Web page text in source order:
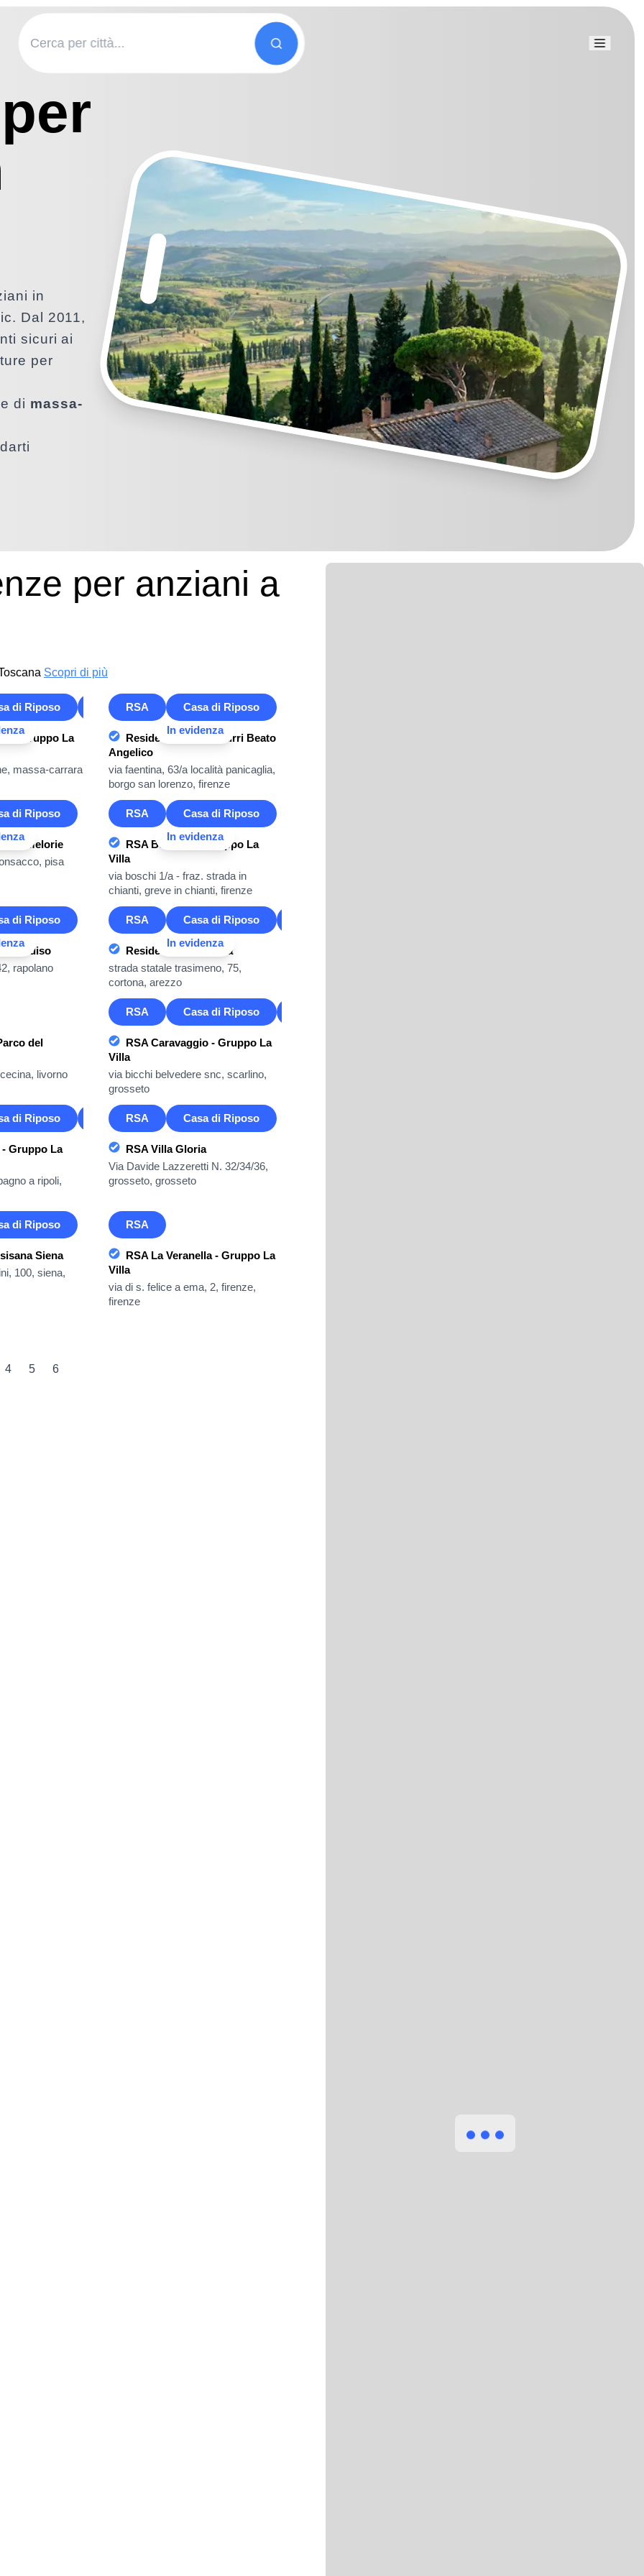
Link
in
Dal 2011,
sicuri ai
per
di massa-
per anziani a
Scopri di più
di Riposo Casa Famiglia
- Gruppo La
massa-carrara
In evidenza
RSA Casa di Riposo
Residenza Anni Azzurri Beato
Angelico
via faentina, 63/a località panicaglia,
borgo san lorenzo, firenze
di Riposo
- Le Melorie
pisa
In evidenza
RSA Casa di Riposo
RSA Botticelli - Gruppo La
Villa
via boschi 1/a - fraz. strada in
chianti, greve in chianti, firenze
di Riposo
Paradiso
rapolano
In evidenza
RSA Casa di Riposo
Residenza Santa Rita
strada statale trasimeno, 75,
cortona, arezzo
del
livorno
RSA Casa di Riposo
RSA Caravaggio - Gruppo La
Villa
via bicchi belvedere snc, scarlino,
grosseto
di Riposo Casa Famiglia
Gruppo La
a ripoli,
RSA Casa di Riposo
RSA Villa Gloria
Via Davide Lazzeretti N. 32/34/36,
grosseto, grosseto
di Riposo
Siena
100, siena,
RSA
RSA La Veranella - Gruppo La
Villa
via di s. felice a ema, 2, firenze,
firenze
4 5 6